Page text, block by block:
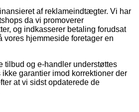
af reklameindtægter. Vi har
da vi promoverer
og indkasserer betaling forudsat
vores hjemmeside foretager en
tilbud og e-handler understøttes
garantier imod korrektioner der
at vi sidst opdaterede de